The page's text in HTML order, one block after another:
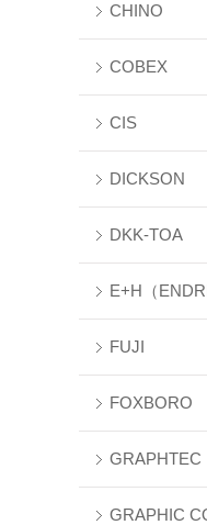
CHINO
COBEX
CIS
DICKSON
DKK-TOA
E+H（
FUJI
FOXBORO
GRAPHTEC
GRAPHIC